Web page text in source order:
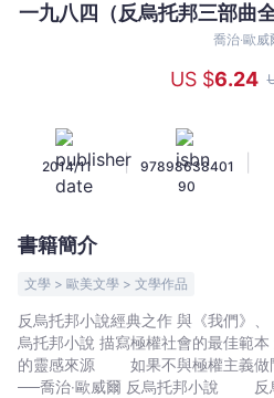
一
部
曲
新
譯
本，
一九八四（反烏托邦三部曲
喬治‧歐威
US $6.24
2014/11 |
97898638401
90
書籍簡介
文學 > 歐美文學 > 文學作品
反烏托邦小說經典之作 與《我們》
烏托邦小說 描寫極權社會的最佳範本
的靈感來源 如果不與極權主義做鬥爭，它將無往不勝。
──喬治‧歐威爾 反烏托邦小說 反烏托邦小說的共同特點，在於